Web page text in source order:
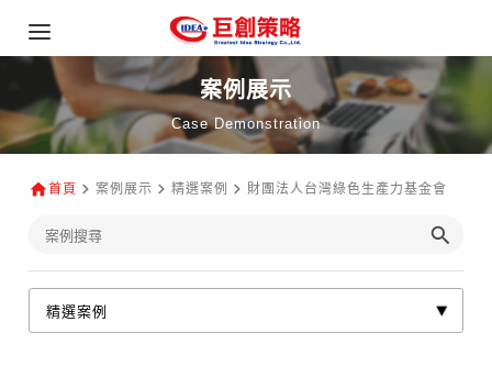
案例展示
Case Demonstration
首頁 案例展示 精選案例 財團法人台灣綠色生產力基金會